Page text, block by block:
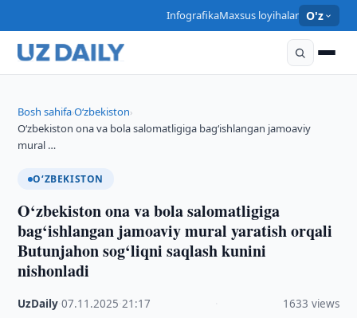
InfografikaMaxsus loyihalar O'z
Bosh sahifa›O‘zbekiston›
O‘zbekiston ona va bola salomatligiga bag‘ishlangan jamoaviy
mural …
O‘ZBEKISTON
O‘zbekiston ona va bola salomatligiga
bag‘ishlangan jamoaviy mural yaratish orqali
Butunjahon sog‘liqni saqlash kunini
nishonladi
UzDaily ·07.11.2025 ·21:17 1633 views